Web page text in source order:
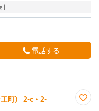
電話する
町） 2-c・2-